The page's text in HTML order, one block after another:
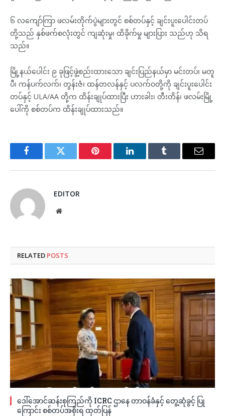
၆ လကျော်ကြာ ဖလမ်းတိုက်ပွဲများတွင် စစ်တပ်နှင့် ချင်းပူးပေါင်းတပ်
တို့သည် နှစ်ဖက်စလုံးတွင် ကျဆုံးမှု၊ ထိခိုက်မှု များပြား သည်ဟု သိရ
သည်။
မြို့နယ်ပေါင်း ၉ ခုဖြင့်ဖွဲ့စည်းထားသော ချင်းပြည်နယ်မှာ မင်းတပ်၊ မတူ
ပီ၊ ကန်ပက်လက်၊ တွန်းဇံ၊ ထန်တလန်နှင့် ပလက်ဝတို့ကို ချင်းပူးပေါင်း
တပ်နှင့် ULA/AA တို့က ထိန်းချုပ်ထားပြီး ဟားခါး၊ တီးတိန်၊ ဖလမ်းမြို့
ပေါ်ကို စစ်တပ်က ထိန်းချုပ်ထားသည်။
FacebookTwitter Pinterest LinkedInTumblr Email
EDITOR
Website
RELATED POSTS
ဒေါ်အောင်ဆန်းစုကြည်ကို ICRC ဌာနေ တာဝန်ခံနှင့် တွေ့ဆုံခွင့် ပြု
ကြောင်း စစ်တပ်အစိုးရ ထုတ်ပြန်